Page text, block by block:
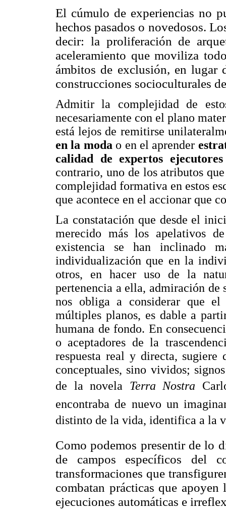
El cúmulo de experiencias no
hechos pasados o novedosos.
decir: la proliferación de
aceleramiento que moviliza
ámbitos de exclusión, en lugar
construcciones socioculturales
Admitir la complejidad de
necesariamente con el plano
está lejos de remitirse
en la moda o en el aprender
calidad de expertos
contrario, uno de los atributos
complejidad formativa en estos
que acontece en el accionar que
La constatación que desde el
merecido más los apelativos
existencia se han inclinado
individualización que en la
otros, en hacer uso de la
pertenencia a ella, admiración
nos obliga a considerar que el
múltiples planos, es dable a
humana de fondo. En
o aceptadores de la
respuesta real y directa, sugiere
conceptuales, sino vividos;
de la novela Terra Nostra
encontraba de nuevo un
distinto de la vida, identifica a la
Como podemos presentir de lo
de campos específicos del
transformaciones que
combatan prácticas que
ejecuciones automáticas e